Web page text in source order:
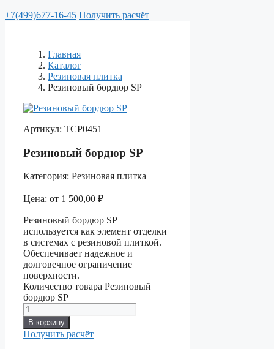
+7(499)677-16-45 Получить расчёт
Главная
Каталог
Резиновая плитка
Резиновый бордюр SP
Артикул: ТСР0451
Резиновый бордюр SP
Категория: Резиновая плитка
Цена: от 1 500,00 ₽
Резиновый бордюр SP
используется как элемент отделки
в системах с резиновой плиткой.
Обеспечивает надежное и
долговечное ограничение
поверхности.
Количество товара Резиновый
бордюр SP
В корзину
Получить расчёт